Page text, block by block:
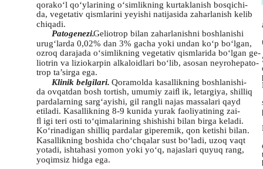
qorako‘l qo‘ylarining o‘simlikning kurtaklanish bosqichi-
da, vegetativ qismlarini yeyishi natijasida zaharlanish kelib
chiqadi.
Patogenezi.Geliotrop bilan zaharlanishni boshlanishi
urug‘larda 0,02% dan 3% gacha yoki undan ko‘p bo‘lgan,
ozroq darajada o‘simlikning vegetativ qismlarida bo‘lgan ge-
liotrin va liziokarpin alkaloidlari bo‘lib, asosan neyrohepato-
trop ta’sirga ega.
Klinik belgilari. Qoramolda kasallikning boshlanishi-
da ovqatdan bosh tortish, umumiy zaiﬂ ik, letargiya, shilliq
pardalarning sarg‘ayishi, gil rangli najas massalari qayd
etiladi. Kasallikning 8-9 kunida yurak faoliyatining zai-
ﬂ igi teri osti to‘qimalarining shishishi bilan birga keladi.
Ko‘rinadigan shilliq pardalar giperemik, qon ketishi bilan.
Kasallikning boshida cho‘chqalar sust bo‘ladi, uzoq vaqt
yotadi, ishtahasi yomon yoki yo‘q, najaslari quyuq rang,
yoqimsiz hidga ega.